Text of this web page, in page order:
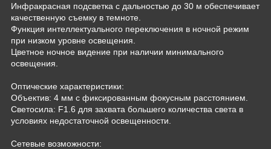
Инфракрасная подсветка с дальностью до 30 м обеспечивает
качественную съемку в темноте.
Функция интеллектуального переключения в ночной режим
при низком уровне освещения.
Цветное ночное видение при наличии минимального
освещения.
Оптические характеристики:
Объектив: 4 мм с фиксированным фокусным расстоянием.
Светосила: F1.6 для захвата большего количества света в
условиях недостаточной освещенности.
Сетевые возможности: